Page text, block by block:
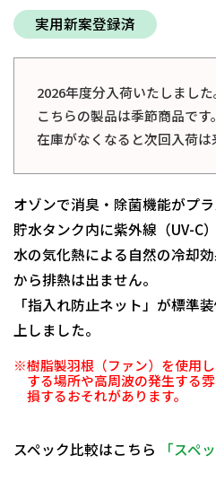
実用新案登録済
2026年度分入荷いたしました
こちらの製品は季節商品です。
在庫がなくなると次回入荷は
オゾンで消臭・除菌機能がプラ
貯水タンク内に紫外線（UV-C
水の気化熱による自然の冷却
から排熱は出ません。
「指入れ防止ネット」が標準
上しました。
※樹脂製羽根（ファン）を使用
する場所や高周波の発生する
損するおそれがあります。
スペック比較はこちら
「スペ